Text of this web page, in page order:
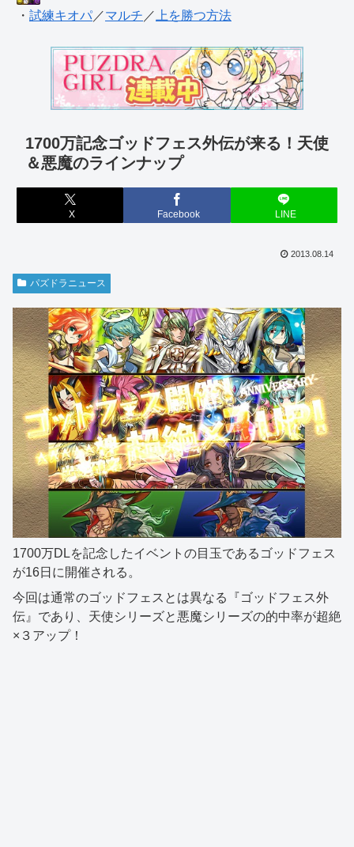
・ 試練キオパ ／マルチ ／ 上を勝つ方法
1700万記念ゴッドフェス外伝が来る！天使
＆悪魔のラインナップ
X Facebook LINE
2013.08.14
パズドラニュース
1700万DLを記念したイベントの目玉であるゴッドフェス
が16日に開催される。
今回は通常のゴッドフェスとは異なる『ゴッドフェス外
伝』であり、天使シリーズと悪魔シリーズの的中率が超絶
×３アップ！